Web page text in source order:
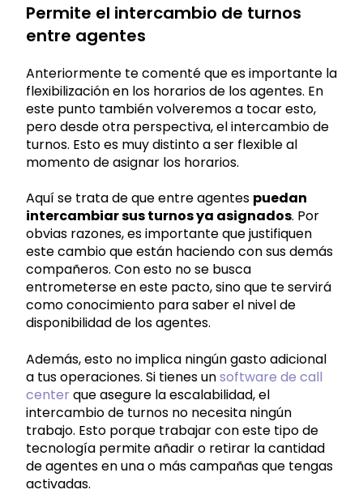
Permite el intercambio de turnos
entre agentes
Anteriormente te comenté que es importante la
flexibilización en los horarios de los agentes. En
este punto también volveremos a tocar esto,
pero desde otra perspectiva, el intercambio de
turnos. Esto es muy distinto a ser flexible al
momento de asignar los horarios.
Aquí se trata de que entre agentes puedan
intercambiar sus turnos ya asignados. Por
obvias razones, es importante que justifiquen
este cambio que están haciendo con sus demás
compañeros. Con esto no se busca
entrometerse en este pacto, sino que te servirá
como conocimiento para saber el nivel de
disponibilidad de los agentes.
Además, esto no implica ningún gasto adicional
a tus operaciones. Si tienes unsoftware de call
center que asegure la escalabilidad, el
intercambio de turnos no necesita ningún
trabajo. Esto porque trabajar con este tipo de
tecnología permite añadir o retirar la cantidad
de agentes en una o más campañas que tengas
activadas.